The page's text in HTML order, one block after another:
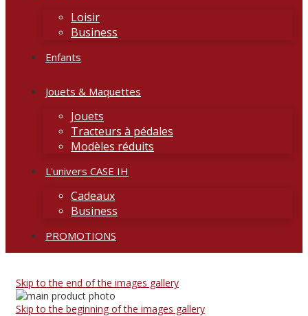
Loisir
Business
Enfants
Jouets & Maquettes
Jouets
Tracteurs à pédales
Modèles réduits
L'univers CASE IH
Cadeaux
Business
PROMOTIONS
Skip to the end of the images gallery
Skip to the beginning of the images gallery